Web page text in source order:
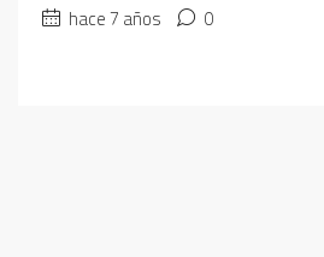
hace 7 años 0